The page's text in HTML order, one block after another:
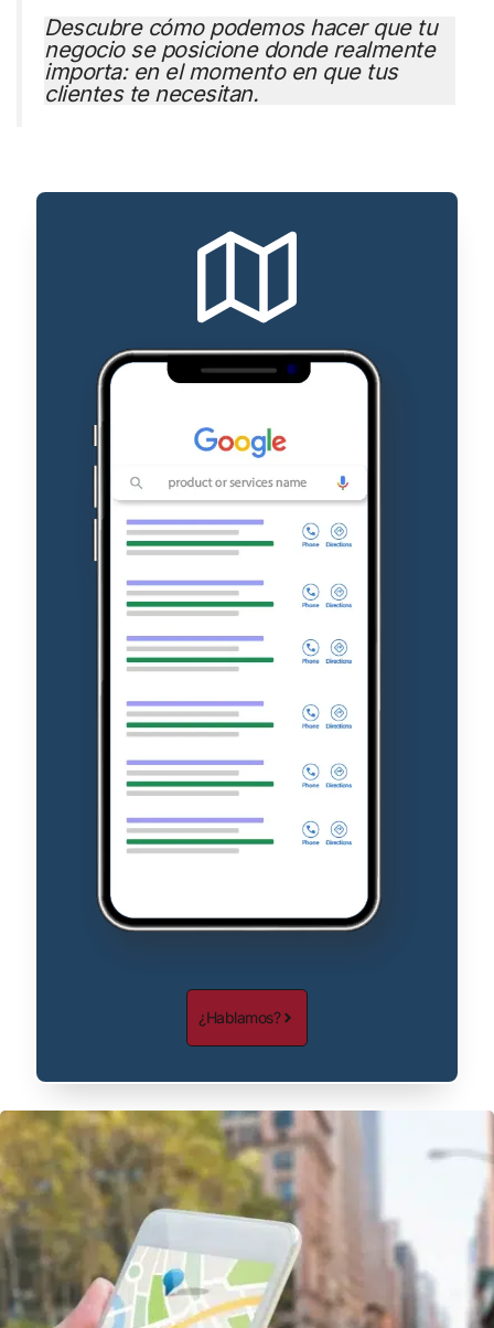
Descubre cómo podemos hacer que tu
negocio se posicione donde realmente
importa: en el momento en que tus
clientes te necesitan.
¿Hablamos?